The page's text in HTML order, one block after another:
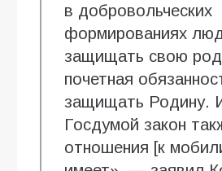
в добровольческих
формированиях
защищать свою
почетная
защищать Родину.
Госдумой закон
отношения [к